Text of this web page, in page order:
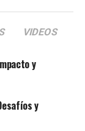
vulnerables a
a una
VIDEOS
y
y